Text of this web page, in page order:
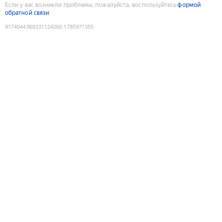
Если у вас возникли проблемы, пожалуйста, воспользуйтесьформой
обратной связи
9174044368331124260:1785971355